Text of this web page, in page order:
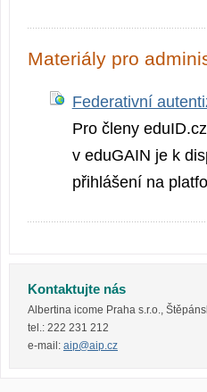
Materiály pro
Federativní
Pro členy
v eduGAIN je k
přihlášení na
Kontaktujte nás
Albertina icome Praha s.r.o.,
tel.: 222 231 212
e-mail: aip@aip.cz